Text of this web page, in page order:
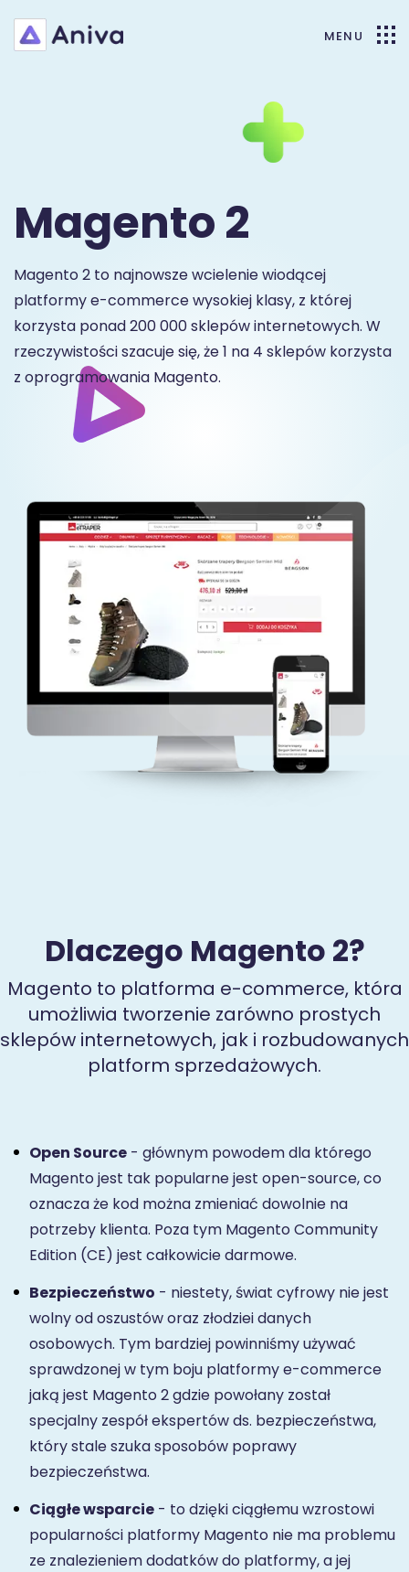
Magento 2
Magento 2 to najnowsze wcielenie wiodącej
platformy e-commerce wysokiej klasy, z której
korzysta ponad 200 000 sklepów internetowych. W
rzeczywistości szacuje się, że 1 na 4 sklepów korzysta
z oprogramowania Magento.
Dlaczego Magento 2?
Magento to platforma e-commerce, która
umożliwia tworzenie zarówno prostych
sklepów internetowych, jak i rozbudowanych
platform sprzedażowych.
Open Source - głównym powodem dla którego
Magento jest tak popularne jest open-source, co
oznacza że kod można zmieniać dowolnie na
potrzeby klienta. Poza tym Magento Community
Edition (CE) jest całkowicie darmowe.
Bezpieczeństwo - niestety, świat cyfrowy nie jest
wolny od oszustów oraz złodziei danych
osobowych. Tym bardziej powinniśmy używać
sprawdzonej w tym boju platformy e-commerce
jaką jest Magento 2 gdzie powołany został
specjalny zespół ekspertów ds. bezpieczeństwa,
który stale szuka sposobów poprawy
bezpieczeństwa.
Ciągłe wsparcie - to dzięki ciągłemu wzrostowi
popularności platformy Magento nie ma problemu
ze znalezieniem dodatków do platformy, a jej